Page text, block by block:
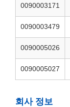
0090003171
0090003479
0090005026
0090005027
회사 정보